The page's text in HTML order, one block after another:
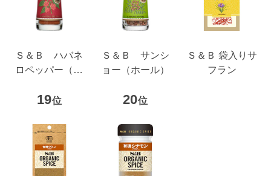
Ｓ＆Ｂ ハバネ
ロペッパー（パ
Ｓ＆Ｂ サンシ
ョー（ホール）
Ｓ＆Ｂ 袋入りサ
フラン
19位 20位